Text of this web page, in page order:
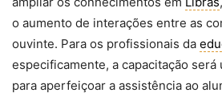
o aumento de interações entre as
ouvinte. Para os profissionais da
especificamente, a capacitação
para aperfeiçoar a assistência ao